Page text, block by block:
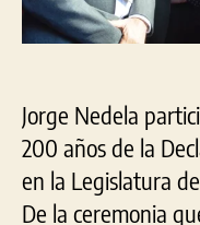
Jorge Nedela
200 años de la
en la Legislatura
De la ceremonia